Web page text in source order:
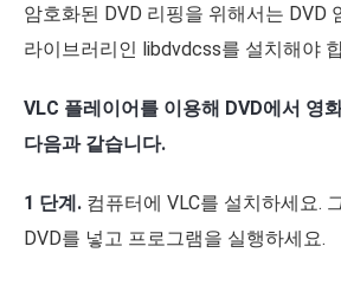
암호화된 DVD 리핑을 위해서는 DVD
라이브러리인 libdvdcss를 설치해야
VLC 플레이어를 이용해 DVD에서 영
다음과 같습니다.
1 단계. 컴퓨터에 VLC를 설치하세요.
DVD를 넣고 프로그램을 실행하세요.